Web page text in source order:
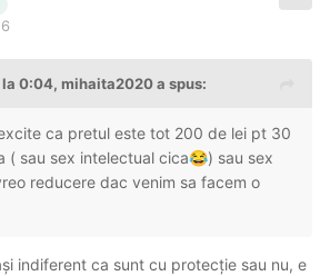
0:04, mihaita2020a spus:
ca pretul este tot 200 de lei pt 30
( sau sex intelectual cica😂) sau sex
reducere dac venim sa facem o
indiferent ca sunt cu protecție sau nu, e